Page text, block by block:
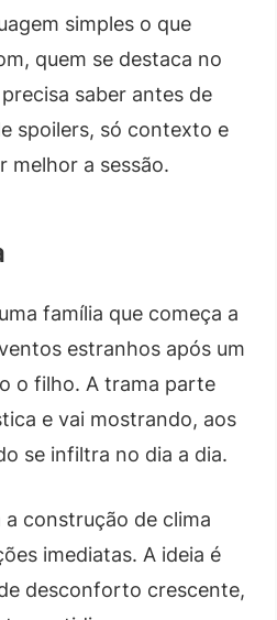
simples o que
quem se destaca no
saber antes de
spoilers, só contexto e
melhor a sessão.
família que começa a
estranhos após um
o filho. A trama parte
e vai mostrando, aos
se infiltra no dia a dia.
construção de clima
imediatas. A ideia é
desconforto crescente,